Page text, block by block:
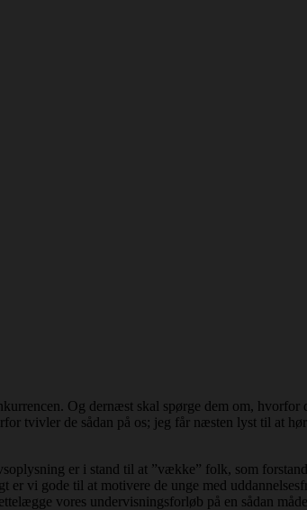
Og dernæst skal spørge dem om, hvorfor
tvivler de sådan på os; jeg får næsten lyst til at
er i stand til at ”vække” folk, som
vi gode til at motivere de unge med
vores undervisningsforløb på en sådan